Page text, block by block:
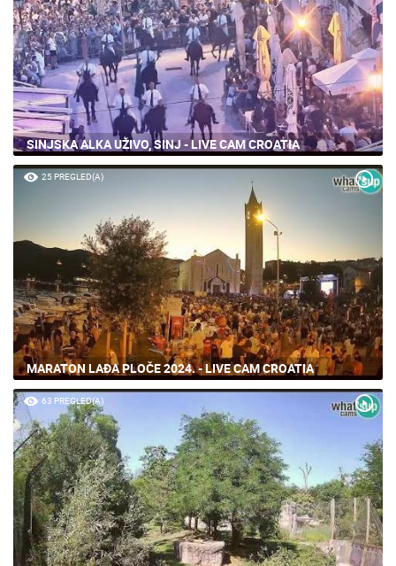
SINJSKA ALKA UŽIVO, SINJ - LIVE CAM CROATIA
25 PREGLED(A)
MARATON LAĐA PLOČE 2024. - LIVE CAM CROATIA
63 PREGLED(A)